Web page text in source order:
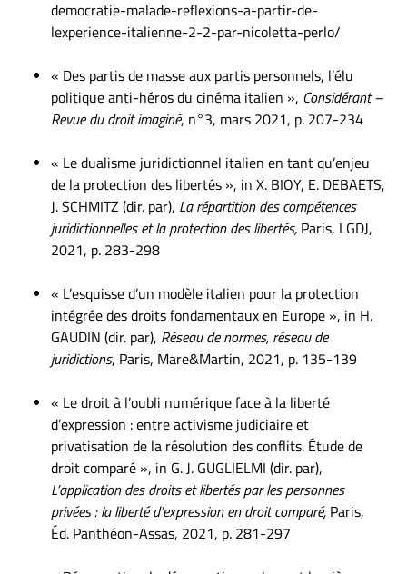
democratie-malade-reflexions-a-partir-de-
lexperience-italienne-2-2-par-nicoletta-perlo/
« Des partis de masse aux partis personnels, l’élu
politique anti-héros du cinéma italien », Considérant –
Revue du droit imaginé, n°3, mars 2021, p. 207-234
« Le dualisme juridictionnel italien en tant qu’enjeu
de la protection des libertés », in X. BIOY, E. DEBAETS,
J. SCHMITZ (dir. par), La répartition des compétences
juridictionnelles et la protection des libertés, Paris, LGDJ,
2021, p. 283-298
« L’esquisse d’un modèle italien pour la protection
intégrée des droits fondamentaux en Europe », in H.
GAUDIN (dir. par), Réseau de normes, réseau de
juridictions, Paris, Mare&Martin, 2021, p. 135-139
« Le droit à l’oubli numérique face à la liberté
d’expression : entre activisme judiciaire et
privatisation de la résolution des conflits. Étude de
droit comparé », in G. J. GUGLIELMI (dir. par),
L’application des droits et libertés par les personnes
privées : la liberté d’expression en droit comparé, Paris,
Éd. Panthéon-Assas, 2021, p. 281-297